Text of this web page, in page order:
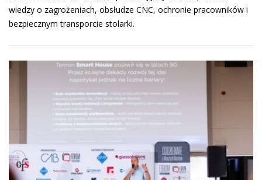
wiedzy o zagrożeniach, obsłudze CNC, ochronie pracowników i
bezpiecznym transporcie stolarki.